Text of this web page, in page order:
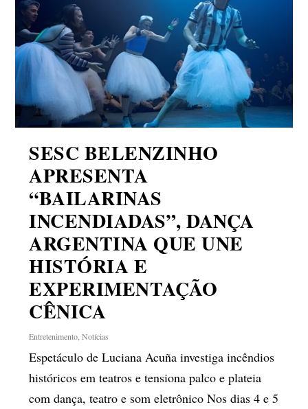
SESC BELENZINHO
APRESENTA
“BAILARINAS
INCENDIADAS”, DANÇA
ARGENTINA QUE UNE
HISTÓRIA E
EXPERIMENTAÇÃO
CÊNICA
Entretenimento ,Notícias
Espetáculo de Luciana Acuña investiga incêndios
históricos em teatros e tensiona palco e plateia
com dança, teatro e som eletrônico Nos dias 4 e 5